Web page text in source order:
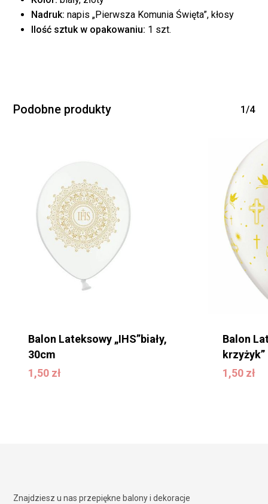
Brak produktów w
Nadruk: napis „Pierwsza Komunia Święta”, kłosy
Ilość sztuk w opakowaniu: 1 szt.
Podobne produkty 1/4
Balon Lateksowy „IHS”biały,
30cm
1,50 zł
1,50zł
Balon
krzyżyk”
1,50 zł
1,50zł
Znajdziesz u nas przepiękne balony i dekoracje